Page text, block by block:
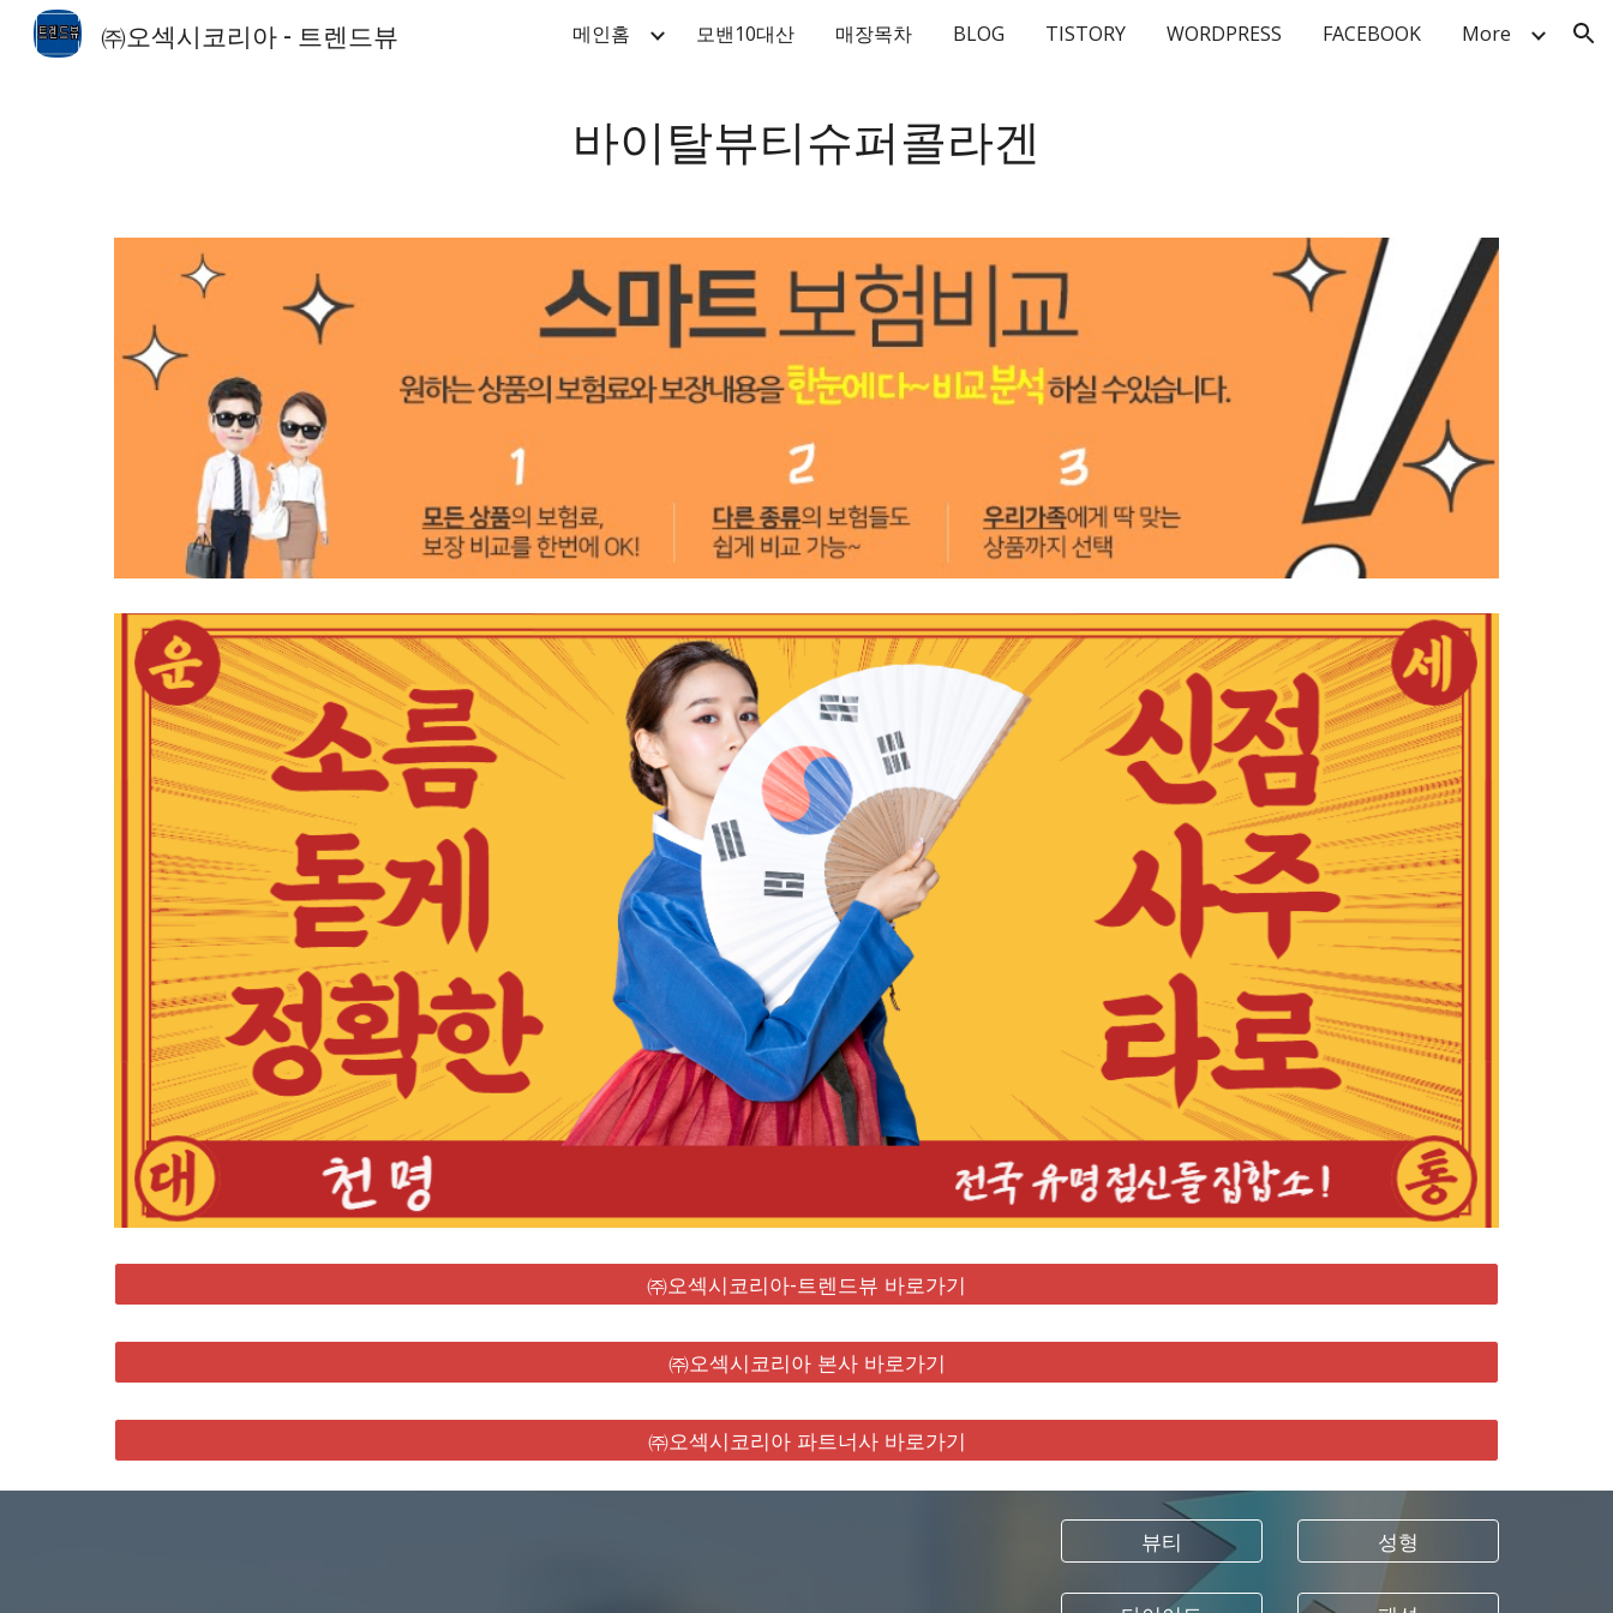
Skip to main content Skip to navigation
㈜오섹시코리아 - 트렌드뷰 메인홈 모밴10대산 매장목차 BLOG TISTORY WORDPRESS FACEBOOK More
바이탈뷰티슈퍼콜라겐
㈜오섹시코리아-트렌드뷰 바로가기
㈜오섹시코리아 본사 바로가기
㈜오섹시코리아 파트너사 바로가기
뷰티 성형